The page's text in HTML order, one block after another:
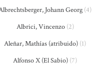
Johann Georg (4)
Albrici, Vincenzo(2)
Aleñar, Mathías (atribuido) (1)
Alfonso X (El Sabio) (7)